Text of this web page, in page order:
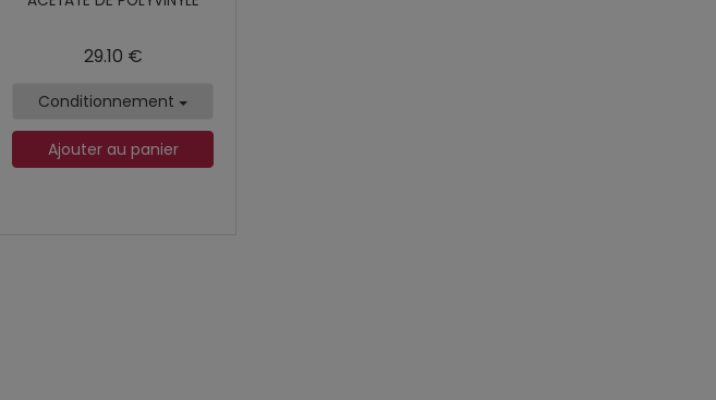
29.10 €
Conditionnement
Ajouter au panier